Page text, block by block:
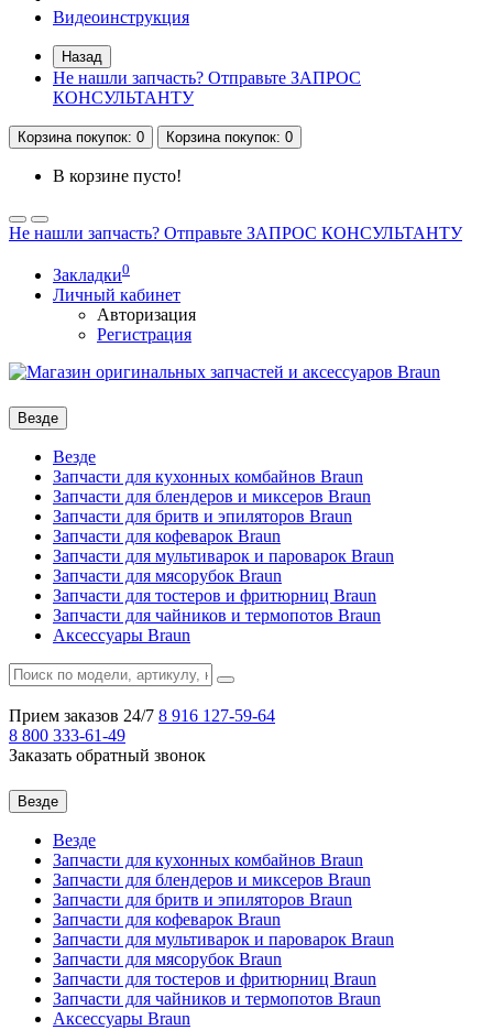
Видеоинструкция
Назад
Не нашли запчасть? Отправьте ЗАПРОС
КОНСУЛЬТАНТУ
Корзинапокупок: 0 Корзинапокупок: 0
В корзине пусто!
Не нашли запчасть? Отправьте ЗАПРОС КОНСУЛЬТАНТУ
Закладки0
Личный кабинет
Авторизация
Регистрация
Везде
Везде
Запчасти для кухонных комбайнов Braun
Запчасти для блендеров и миксеров Braun
Запчасти для бритв и эпиляторов Braun
Запчасти для кофеварок Braun
Запчасти для мультиварок и пароварок Braun
Запчасти для мясорубок Braun
Запчасти для тостеров и фритюрниц Braun
Запчасти для чайников и термопотов Braun
Аксессуары Braun
Прием заказов 24/7 8 916 127-59-64
8 800 333-61-49
Заказать обратный звонок
Везде
Везде
Запчасти для кухонных комбайнов Braun
Запчасти для блендеров и миксеров Braun
Запчасти для бритв и эпиляторов Braun
Запчасти для кофеварок Braun
Запчасти для мультиварок и пароварок Braun
Запчасти для мясорубок Braun
Запчасти для тостеров и фритюрниц Braun
Запчасти для чайников и термопотов Braun
Аксессуары Braun